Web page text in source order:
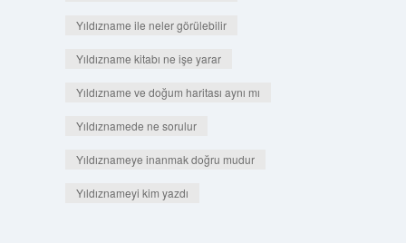
Yıldızname ile neler görülebilir
Yıldızname kitabı ne işe yarar
Yıldızname ve doğum haritası aynı mı
Yıldıznamede ne sorulur
Yıldıznameye inanmak doğru mudur
Yıldıznameyi kim yazdı